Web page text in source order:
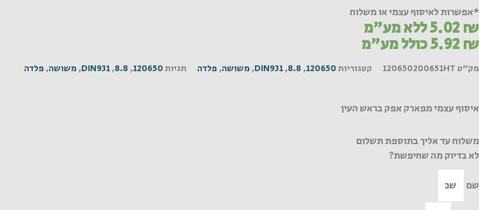
*אפשרות לאיסוף עצמי או משלוח
5.02₪ ללא מע"מ
5.92₪ כולל מע"מ
מק"ט 120650200651HT קטגוריות120650
,
8.8
,
DIN931
, משושה, פלדה תגיות120650
,
8.8
,
DIN931
, משושה, פלדה
איסוף עצמי מפארק אפק בראש העין
משלוח עד אליך בתוספת תשלום
לא בדיוק מה שחיפשת?
שם